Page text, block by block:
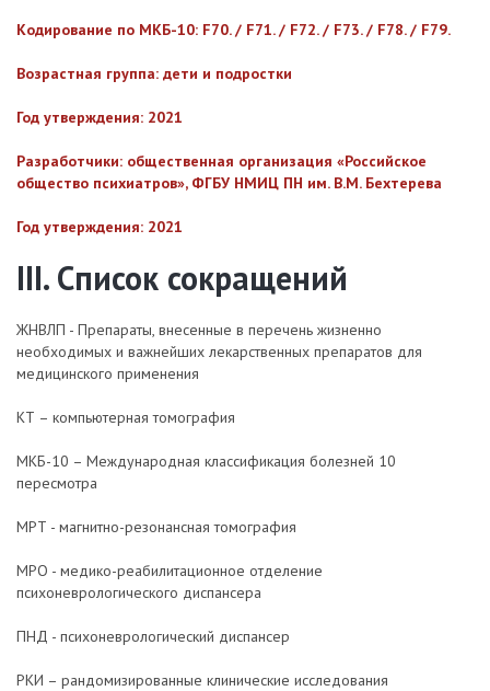
Кодирование по МКБ-10: F70. / F71. / F72. / F73. / F78. / F79.
Возрастная группа: дети и подростки
Год утверждения: 2021
Разработчики: общественная организация «Российское
общество психиатров», ФГБУ НМИЦ ПН им. В.М. Бехтерева
Год утверждения: 2021
III. Список сокращений
ЖНВЛП - Препараты, внесенные в перечень жизненно
необходимых и важнейших лекарственных препаратов для
медицинского применения
КТ – компьютерная томография
МКБ-10 – Международная классификация болезней 10
пересмотра
МРТ - магнитно-резонансная томография
МРО - медико-реабилитационное отделение
психоневрологического диспансера
ПНД - психоневрологический диспансер
РКИ – рандомизированные клинические исследования